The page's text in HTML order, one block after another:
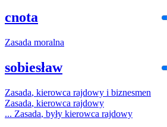
cnota
Zasada moralna
sobiesław
Zasada, kierowca rajdowy i biznesmen
Zasada, kierowca rajdowy
... Zasada, były kierowca rajdowy